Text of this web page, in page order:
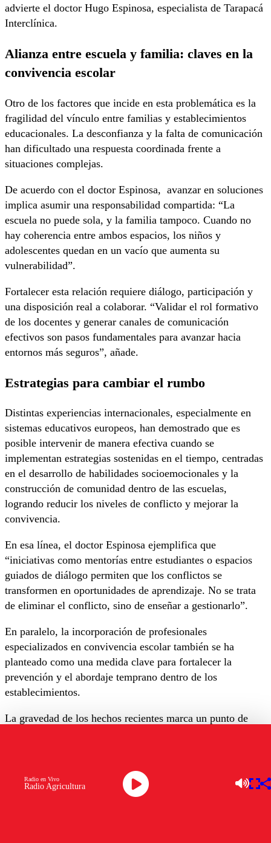
advierte el doctor Hugo Espinosa, especialista de Tarapacá
Interclínica.
Alianza entre escuela y familia: claves en la
convivencia escolar
Otro de los factores que incide en esta problemática es la
fragilidad del vínculo entre familias y establecimientos
educacionales. La desconfianza y la falta de comunicación
han dificultado una respuesta coordinada frente a
situaciones complejas.
De acuerdo con el doctor Espinosa, avanzar en soluciones
implica asumir una responsabilidad compartida: “La
escuela no puede sola, y la familia tampoco. Cuando no
hay coherencia entre ambos espacios, los niños y
adolescentes quedan en un vacío que aumenta su
vulnerabilidad”.
Fortalecer esta relación requiere diálogo, participación y
una disposición real a colaborar. “Validar el rol formativo
de los docentes y generar canales de comunicación
efectivos son pasos fundamentales para avanzar hacia
entornos más seguros”, añade.
Estrategias para cambiar el rumbo
Distintas experiencias internacionales, especialmente en
sistemas educativos europeos, han demostrado que es
posible intervenir de manera efectiva cuando se
implementan estrategias sostenidas en el tiempo, centradas
en el desarrollo de habilidades socioemocionales y la
construcción de comunidad dentro de las escuelas,
logrando reducir los niveles de conflicto y mejorar la
convivencia.
En esa línea, el doctor Espinosa ejemplifica que
“iniciativas como mentorías entre estudiantes o espacios
guiados de diálogo permiten que los conflictos se
transformen en oportunidades de aprendizaje. No se trata
de eliminar el conflicto, sino de enseñar a gestionarlo”.
En paralelo, la incorporación de profesionales
especializados en convivencia escolar también se ha
planteado como una medida clave para fortalecer la
prevención y el abordaje temprano dentro de los
establecimientos.
La gravedad de los hechos recientes marca un punto de
prevención, educación emocional y fortalecimiento de los
vínculos”, sostiene el doctor.
Radio Agricultura
Radio en Vivo